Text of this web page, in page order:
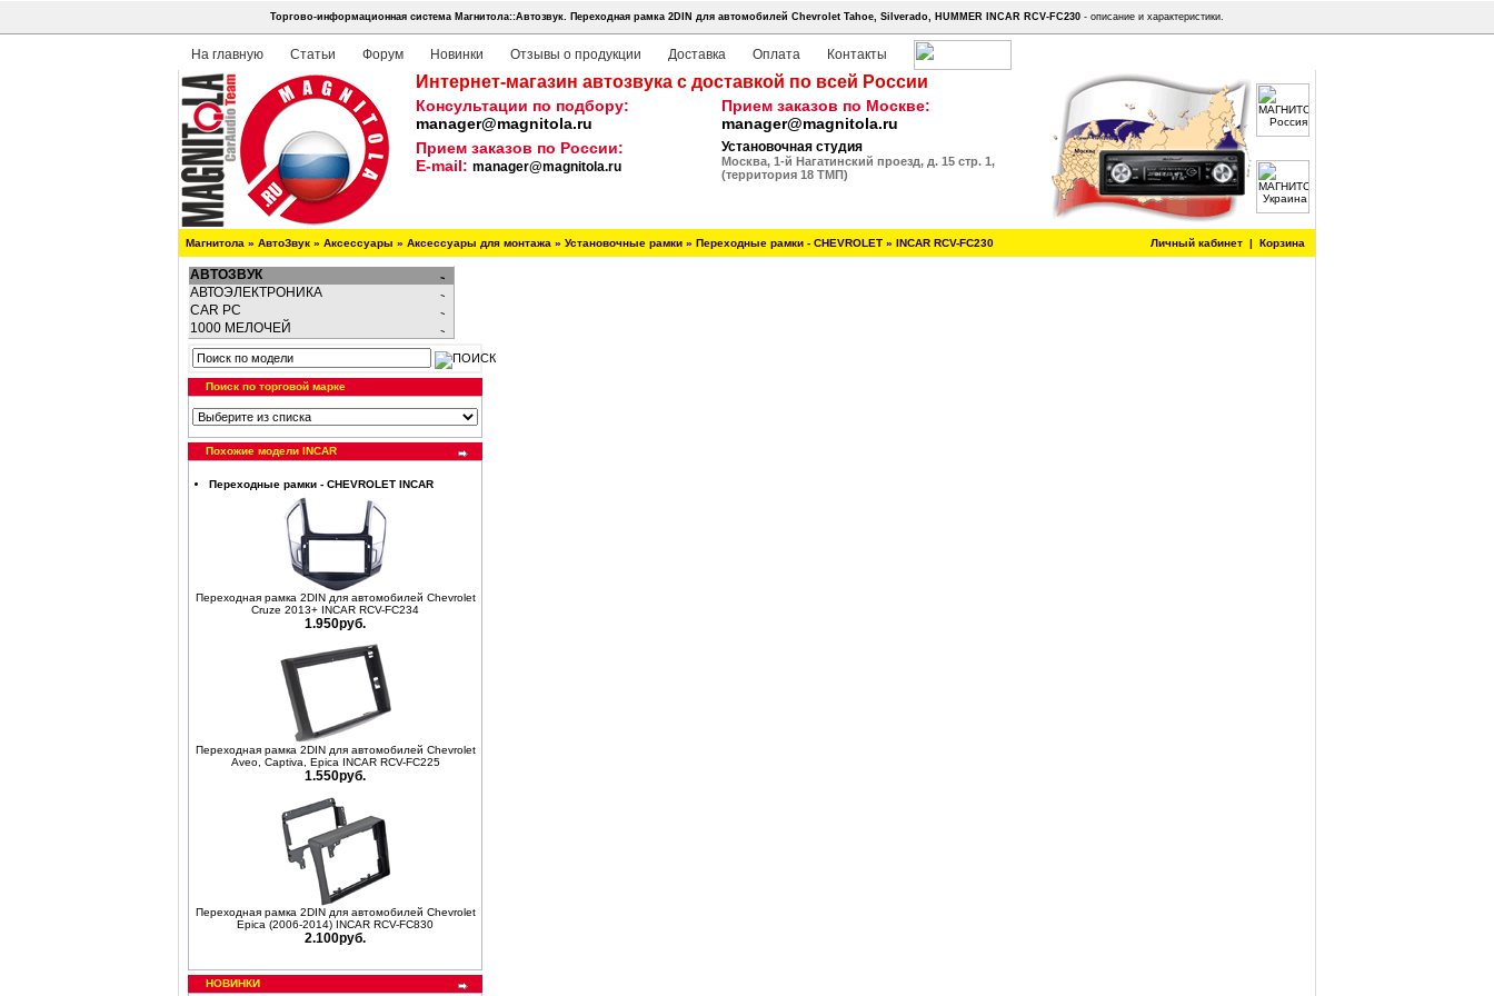
Торгово-информационная система Магнитола::Автозвук. Переходная рамка 2DIN для автомобилей Chevrolet Tahoe, Silverado, HUMMER INCAR RCV-FC230 - описание и характеристики.
На главную Статьи Форум Новинки Отзывы о продукции Доставка Оплата Контакты
Интернет-магазин автозвука с доставкой по всей России
Консультации по подбору:
manager@magnitola.ru
Прием заказов по Москве:
manager@magnitola.ru
Прием заказов по России:
E-mail: manager@magnitola.ru
Установочная студия
Москва, 1-й Нагатинский проезд, д. 15 стр. 1,
(территория 18 ТМП)
Магнитола » АвтоЗвук » Аксессуары » Аксессуары для монтажа » Установочные рамки » Переходные рамки - CHEVROLET » INCAR RCV-FC230 Личный кабинет | Корзина
АВТОЗВУК
АВТОЭЛЕКТРОНИКА
CAR PC
1000 МЕЛОЧЕЙ
Поиск по торговой марке
Похожие модели INCAR
Переходные рамки - CHEVROLET INCAR
Переходная рамка 2DIN для автомобилей Chevrolet
Cruze 2013+ INCAR RCV-FC234
1.950руб.
Переходная рамка 2DIN для автомобилей Chevrolet
Aveo, Captiva, Epica INCAR RCV-FC225
1.550руб.
Переходная рамка 2DIN для автомобилей Chevrolet
Epica (2006-2014) INCAR RCV-FC830
2.100руб.
НОВИНКИ